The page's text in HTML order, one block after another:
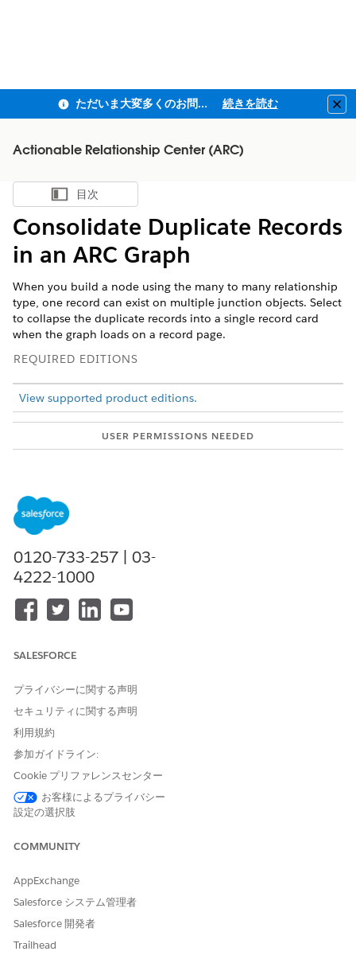
ただいま大変多くのお問い合わせをいただいており、ご連絡までにお時間を頂戴しております 続きを読む
Actionable Relationship Center (ARC)
目次を表示
目次
Consolidate Duplicate Records
in an ARC Graph
When you build a node using the many to many relationship
type, one record can exist on multiple junction objects. Select
to collapse the duplicate records into a single record card
when the graph loads on a record page.
REQUIRED EDITIONS
View supported product editions.
USER PERMISSIONS NEEDED
There is a limit of 5 junction records per record when
duplicate record is enabled.
If duplicate records is disabled, when the graph loads
duplicate records are displayed as separate cards.
Graphs , and then select
ClickNew Relationship Graph
NOTEOn the Properties tab, Relationship Type Many-
to-Many must be enabled to use Show Duplicate
Records.
On the Display tab, select
Below Unique Identifying Field, click
differentiate between junction objects records.
Junction Object.
Configure the node Properties and Actions tabs and then
save your graph.
0120-733-257 | 03-
4222-1000
SALESFORCE
プライバシーに関する声明
セキュリティに関する声明
利用規約
参加ガイドライン:
Cookie プリファレンスセンター
お客様によるプライバシー
設定の選択肢
COMMUNITY
AppExchange
Salesforce システム管理者
Salesforce 開発者
Trailhead